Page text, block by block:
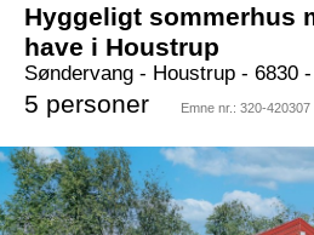
Hyggeligt sommerhus
have i Houstrup
Søndervang - Houstrup - 6830
5 personer Emne nr.: 320-420307